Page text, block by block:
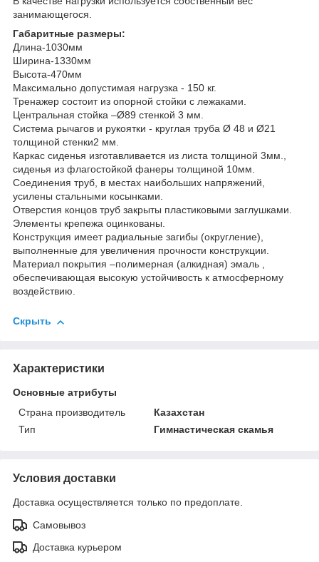
занимающегося.
Габаритные размеры:
Длина-1030мм
Ширина-1330мм
Высота-470мм
Максимально допустимая нагрузка - 150 кг.
Тренажер состоит из опорной стойки с лежаками.
Центральная стойка –Ø89 стенкой 3 мм.
Система рычагов и рукоятки - круглая труба Ø 48 и Ø21
толщиной стенки2 мм.
Каркас сиденья изготавливается из листа толщиной 3мм.,
сиденья из флагостойкой фанеры толщиной 10мм.
Соединения труб, в местах наибольших напряжений,
усилены стальными косынками.
Отверстия концов труб закрыты пластиковыми заглушками.
Элементы крепежа оцинкованы.
Конструкция имеет радиальные загибы (округление),
выполненные для увеличения прочности конструкции.
Материал покрытия –полимерная (алкидная) эмаль ,
обеспечивающая высокую устойчивость к атмосферному
воздействию.
Скрыть
Характеристики
Основные атрибуты
Страна производитель
Казахстан
Тип
Гимнастическая скамья
Условия доставки
Доставка осуществляется только по предоплате.
Самовывоз
Доставка курьером